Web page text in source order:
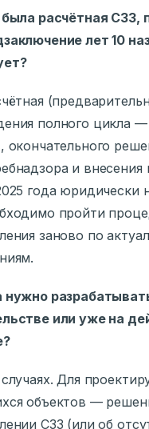
расчётная СЗЗ,
лет 10
полного цикла
окончательного
и
года юридически
пройти
заново по
или уже на
Для
объектов —
СЗЗ (или об